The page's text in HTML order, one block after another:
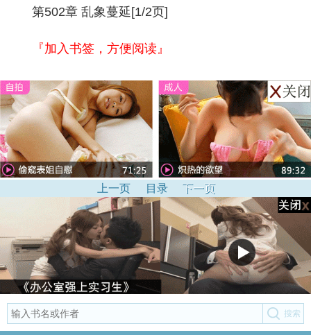
第502章 乱象蔓延[1/2页]
『加入书签，方便阅读』
上一页 目录 下一页